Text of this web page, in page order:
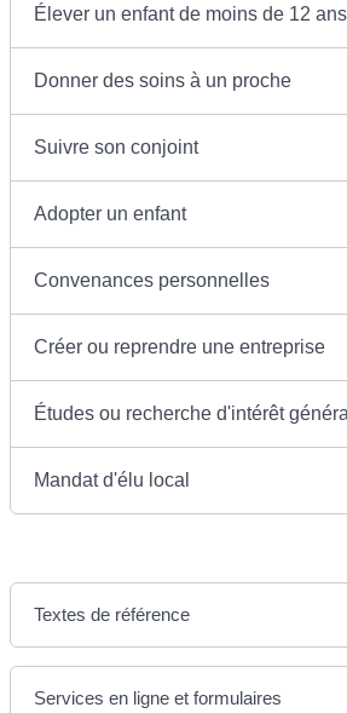
Élever un enfant de moins de 12 ans
Donner des soins à un proche
Suivre son conjoint
Adopter un enfant
Convenances personnelles
Créer ou reprendre une entreprise
Études ou recherche d'intérêt général
Mandat d'élu local
Textes de référence
Services en ligne et formulaires